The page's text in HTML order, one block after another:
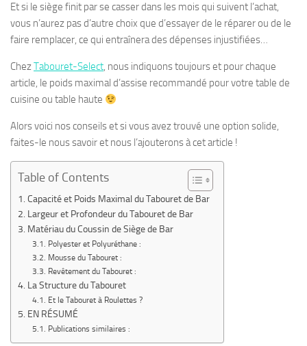
Et si le siège finit par se casser dans les mois qui suivent l’achat,
vous n’aurez pas d’autre choix que d’essayer de le réparer ou de le
faire remplacer, ce qui entraînera des dépenses injustifiées…
ChezTabouret-Select, nous indiquons toujours et pour chaque
article, le poids maximal d’assise recommandé pour votre table de
cuisine ou table haute
Alors voici nos conseils et si vous avez trouvé une option solide,
faites-le nous savoir et nous l’ajouterons à cet article !
Table of Contents
Capacité et Poids Maximal du Tabouret de Bar
Largeur et Profondeur du Tabouret de Bar
Matériau du Coussin de Siège de Bar
Polyester et Polyuréthane :
Mousse du Tabouret :
Revêtement du Tabouret :
La Structure du Tabouret
Et le Tabouret à Roulettes ?
EN RÉSUMÉ
Publications similaires :